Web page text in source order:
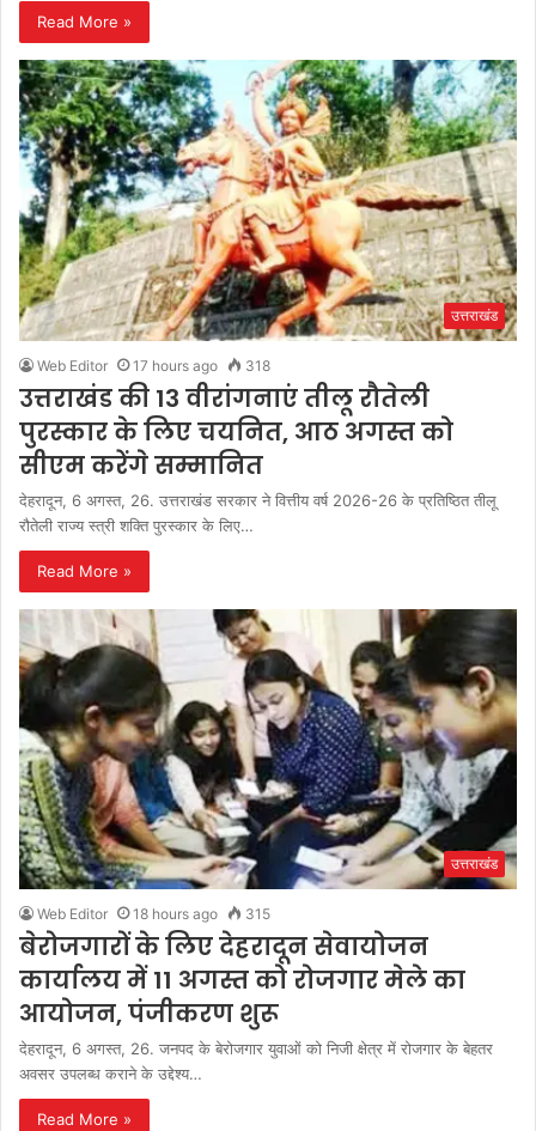
Read More »
उत्तराखंड
Web Editor 17 hours ago 318
उत्तराखंड की 13 वीरांगनाएं तीलू रौतेली
पुरस्कार के लिए चयनित, आठ अगस्त को
सीएम करेंगे सम्मानित
देहरादून, 6 अगस्त, 26. उत्तराखंड सरकार ने वित्तीय वर्ष 2026-26 के प्रतिष्ठित तीलू
रौतेली राज्य स्त्री शक्ति पुरस्कार के लिए…
Read More »
उत्तराखंड
Web Editor 18 hours ago 315
बेरोजगारों के लिए देहरादून सेवायोजन
कार्यालय में 11 अगस्त को रोजगार मेले का
आयोजन, पंजीकरण शुरू
देहरादून, 6 अगस्त, 26. जनपद के बेरोजगार युवाओं को निजी क्षेत्र में रोजगार के बेहतर
अवसर उपलब्ध कराने के उद्देश्य…
Read More »